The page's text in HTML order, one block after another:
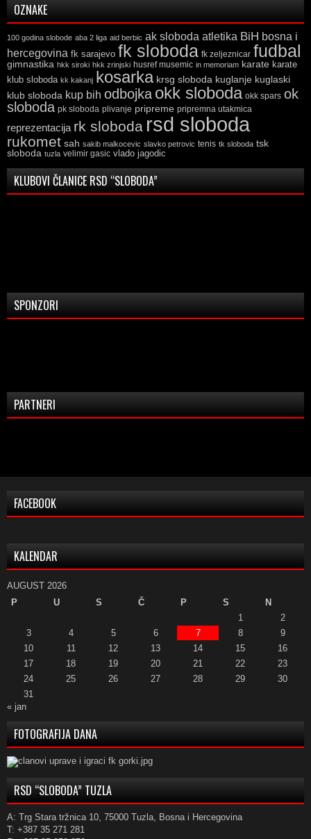
OZNAKE
100 godina slobode aba 2 liga aid berbic ak sloboda atletika BiH bosna i
hercegovina fk sarajevo fk sloboda fk zeljeznicar fudbal
gimnastika hkk siroki hkk zrinjski husref musemic in memoriam karate karate
klub sloboda kk kakanj kosarka krsg sloboda kuglanje kuglaski
klub sloboda kup bih odbojka okk sloboda okk spars ok
sloboda pk sloboda plivanje pripreme pripremna utakmica
reprezentacija rk sloboda rsd sloboda
rukomet sah sakib malkocevic slavko petrovic tenis tk sloboda tsk
sloboda tuzla velimir gasic vlado jagodic
KLUBOVI ČLANICE RSD “SLOBODA”
SPONZORI
PARTNERI
FACEBOOK
KALENDAR
AUGUST 2026
P
U S Č P S
N
1
2
3
4 5 6 7 8
9
10
11 12 13 14 15
16
17
18 19 20 21 22
23
24
25 26 27 28 29
30
31
« jan
FOTOGRAFIJA DANA
RSD “SLOBODA” TUZLA
A: Trg Stara tržnica 10, 75000 Tuzla, Bosna i Hercegovina
T: +387 35 271 281